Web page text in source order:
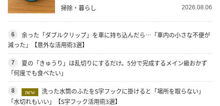
掃除・暮らし 2026.08.06
6
余った「ダブルクリップ」を車に持ち込んだら…「車内の小さな不便が
減った」【意外な活用術3選】
7
夏の「きゅうり」は乱切りにするだけ。5分で完成するメイン級おかず
「何度でも食べたい」
8 new
洗った水筒のふたをS字フックに掛けると「場所を取らない」
「水切れもいい」【S字フック活用術3選】